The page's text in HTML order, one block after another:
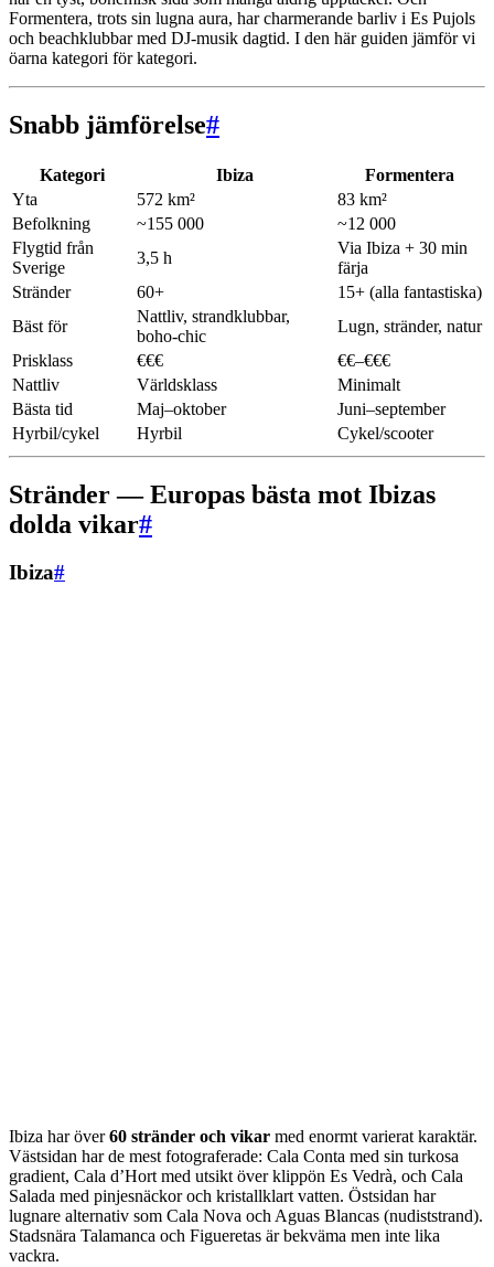
Formentera, trots sin lugna aura, har charmerande barliv i Es Pujols
och beachklubbar med DJ-musik dagtid. I den här guiden jämför vi
öarna kategori för kategori.
Snabb jämförelse#
Kategori Ibiza
Formentera
Yta
572 km²
83 km²
Befolkning
~155 000
~12 000
Flygtid från
Sverige
3,5 h
Via Ibiza + 30 min
färja
Stränder
60+
15+ (alla fantastiska)
Bäst för
Nattliv, strandklubbar,
boho-chic
Lugn, stränder, natur
Prisklass
€€€
€€–€€€
Nattliv
Världsklass
Minimalt
Bästa tid
Maj–oktober
Juni–september
Hyrbil/cykel
Hyrbil Cykel/scooter
Stränder — Europas bästa mot Ibizas
dolda vikar#
Ibiza#
Ibiza har över60 stränder och vikar med enormt varierat karaktär.
Västsidan har de mest fotograferade: Cala Conta med sin turkosa
gradient, Cala d’Hort med utsikt över klippön Es Vedrà, och Cala
Salada med pinjesnäckor och kristallklart vatten. Östsidan har
lugnare alternativ som Cala Nova och Aguas Blancas (nudiststrand).
Stadsnära Talamanca och Figueretas är bekväma men inte lika
vackra.